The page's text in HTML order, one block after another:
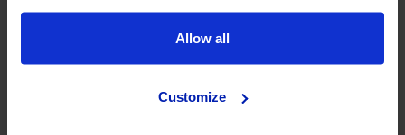
Allow all
Customize
sostenibilidad ambiental
Más allá de las ventajas como la comodidad o la
reducción del coste que supone poder